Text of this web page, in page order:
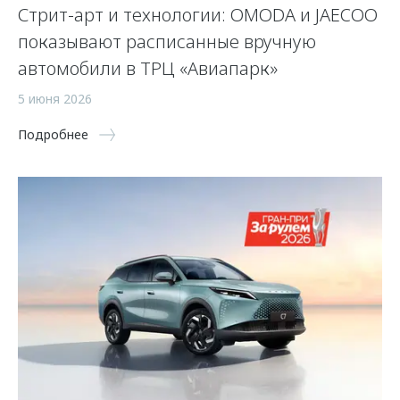
Стрит-арт и технологии: OMODA и JAECOO
показывают расписанные вручную
автомобили в ТРЦ «Авиапарк»
5 июня 2026
Подробнее